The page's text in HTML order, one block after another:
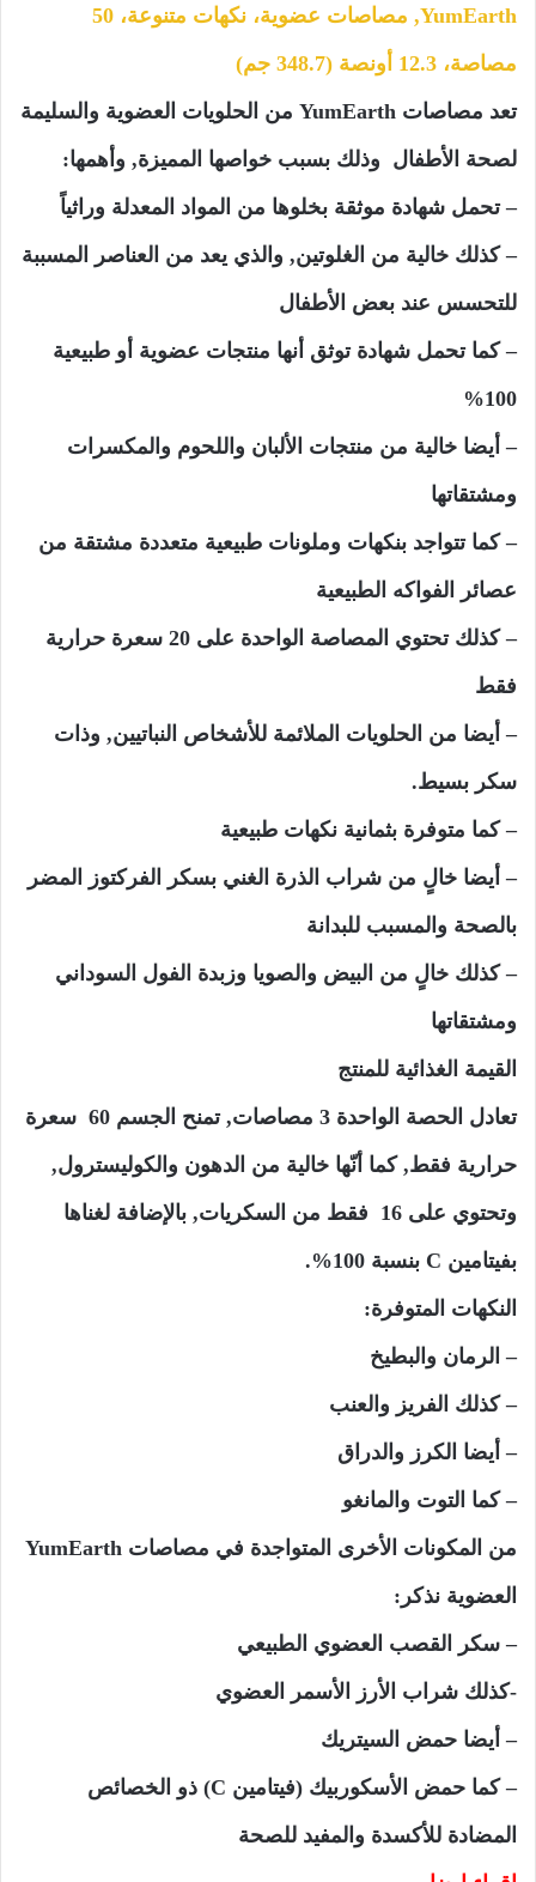
YumEarth, مصاصات عضوية، نكهات متنوعة، 50
مصاصة، 12.3 أونصة (348.7 جم)
تعد مصاصات YumEarth من الحلويات العضوية والسليمة
لصحة الأطفال وذلك بسبب خواصها المميزة, وأهمها:
– تحمل شهادة موثقة بخلوها من المواد المعدلة وراثياً
– كذلك خالية من الغلوتين, والذي يعد من العناصر المسببة
للتحسس عند بعض الأطفال
– كما تحمل شهادة توثق أنها منتجات عضوية أو طبيعية
100%
– أيضا خالية من منتجات الألبان واللحوم والمكسرات
ومشتقاتها
– كما تتواجد بنكهات وملونات طبيعية متعددة مشتقة من
عصائر الفواكه الطبيعية
– كذلك تحتوي المصاصة الواحدة على 20 سعرة حرارية
فقط
– أيضا من الحلويات الملائمة للأشخاص النباتيين, وذات
سكر بسيط.
– كما متوفرة بثمانية نكهات طبيعية
– أيضا خالٍ من شراب الذرة الغني بسكر الفركتوز المضر
بالصحة والمسبب للبدانة
– كذلك خالٍ من البيض والصويا وزبدة الفول السوداني
ومشتقاتها
القيمة الغذائية للمنتج
تعادل الحصة الواحدة 3 مصاصات, تمنح الجسم 60 سعرة
حرارية فقط, كما أنّها خالية من الدهون والكوليسترول,
وتحتوي على 16 فقط من السكريات, بالإضافة لغناها
بفيتامين C بنسبة 100%.
النكهات المتوفرة:
– الرمان والبطيخ
– كذلك الفريز والعنب
– أيضا الكرز والدراق
– كما التوت والمانغو
من المكونات الأخرى المتواجدة في مصاصات YumEarth
العضوية نذكر:
– سكر القصب العضوي الطبيعي
-كذلك شراب الأرز الأسمر العضوي
– أيضا حمض السيتريك
– كما حمض الأسكوربيك (فيتامين C) ذو الخصائص
المضادة للأكسدة والمفيد للصحة